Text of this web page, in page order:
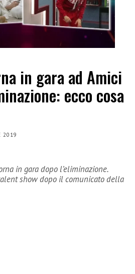
in gara ad Amici
ecco cosa
2019
in gara dopo l’eliminazione.
show dopo il comunicato della